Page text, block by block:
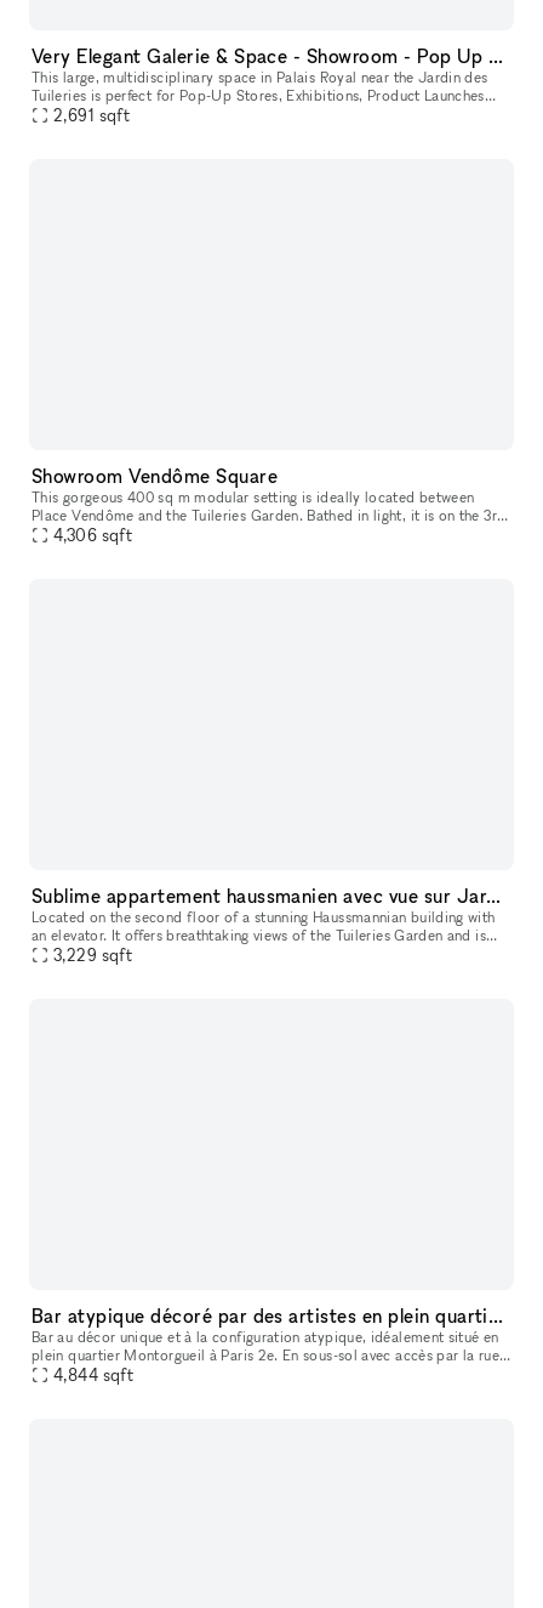
Very Elegant Galerie & Space - Showroom - Pop Up & Exhibitions in Tuileries Palais Royal
This large, multidisciplinary space in Palais Royal near the Jardin des
Tuileries is perfect for Pop-Up Stores, Exhibitions, Product Launches
2,691 sqft
Showroom Vendôme Square
This gorgeous 400 sq m modular setting is ideally located between
Place Vendôme and the Tuileries Garden. Bathed in light, it is on the 3rd
floor of a prestigious building. With a ceiling height of
4,306 sqft
Sublime appartement haussmanien avec vue sur Jardin de Tuileries
Located on the second floor of a stunning Haussmannian building with
an elevator. It offers breathtaking views of the Tuileries Garden and is
just steps away from Place de la Concorde. This spacious,
3,229 sqft
Bar atypique décoré par des artistes en plein quartier Montorgueil
Bar au décor unique et à la configuration atypique, idéalement situé en
plein quartier Montorgueil à Paris 2e. En sous-sol avec accès par la rue,
le lieu est composé de multiples salons et salles pa
4,844 sqft